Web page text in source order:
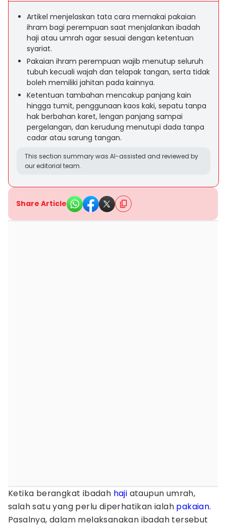
Artikel menjelaskan tata cara memakai pakaian
ihram bagi perempuan saat menjalankan ibadah
haji atau umrah agar sesuai dengan ketentuan
syariat.
Pakaian ihram perempuan wajib menutup seluruh
tubuh kecuali wajah dan telapak tangan, serta tidak
boleh memiliki jahitan pada kainnya.
Ketentuan tambahan mencakup panjang kain
hingga tumit, penggunaan kaos kaki, sepatu tanpa
hak berbahan karet, lengan panjang sampai
pergelangan, dan kerudung menutupi dada tanpa
cadar atau sarung tangan.
This section summary was AI-assisted and reviewed by
our editorial team.
Share Article
Ketika berangkat ibadah haji ataupun umrah,
salah satu yang perlu diperhatikan ialah pakaian.
Pasalnya, dalam melaksanakan ibadah tersebut